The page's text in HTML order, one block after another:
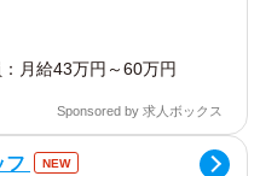
月給43万円～60万円
Sponsored by 求人ボックス
フ NEW